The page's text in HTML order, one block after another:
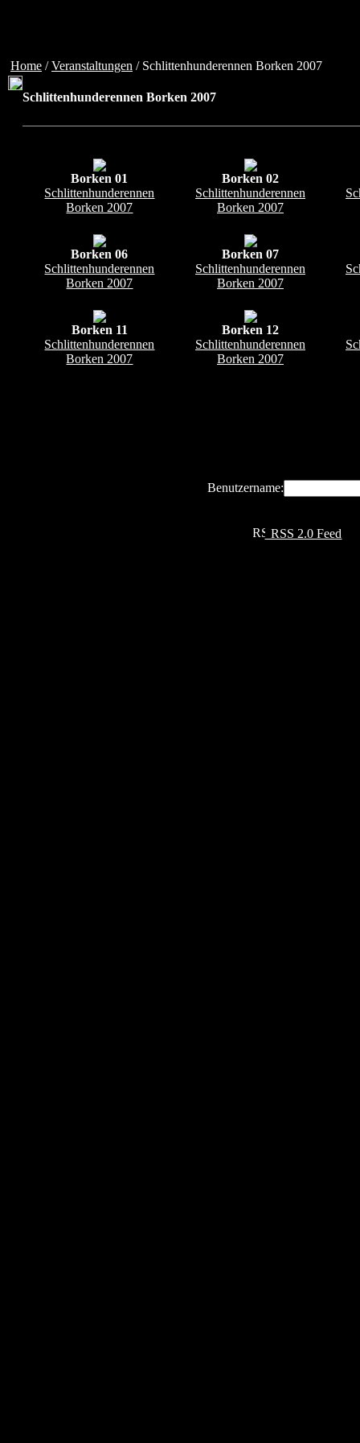
Home /Veranstaltungen / Schlittenhunderennen Borken 2007
Schlittenhunderennen Borken 2007
Borken 01
Schlittenhunderennen
Borken 2007
Borken 02
Schlittenhunderennen
Borken 2007
Borken 06
Schlittenhunderennen
Borken 2007
Borken 07
Schlittenhunderennen
Borken 2007
Borken 11
Schlittenhunderennen
Borken 2007
Borken 12
Schlittenhunderennen
Borken 2007
Benutzername:
RSS 2.0 Feed